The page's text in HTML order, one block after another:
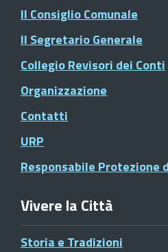
Il Consiglio Comunale
Il Segretario Generale
Collegio Revisori dei Conti
Organizzazione
Contatti
URP
Responsabile Protezione
Vivere la Città
Storia e Tradizioni